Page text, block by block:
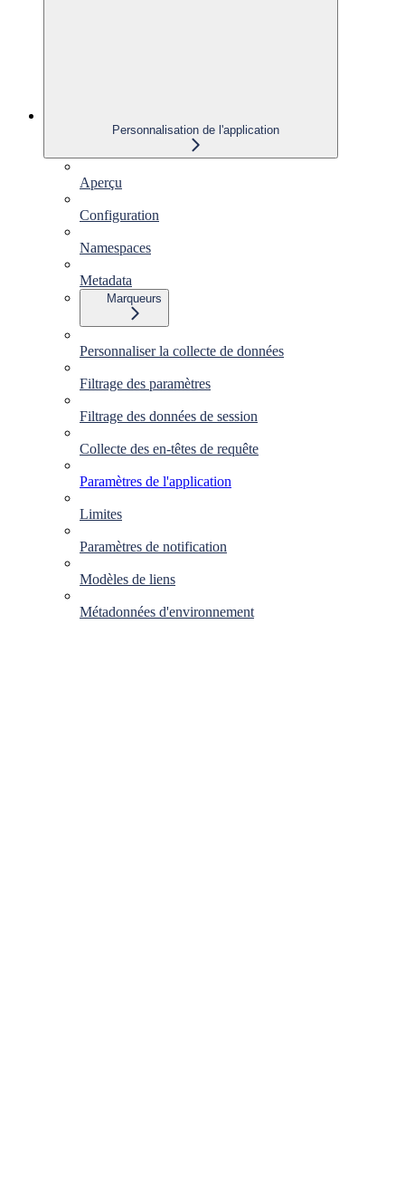
Personnalisation de l'application
Aperçu
Configuration
Namespaces
Metadata
Marqueurs
Personnaliser la collecte de données
Filtrage des paramètres
Filtrage des données de session
Collecte des en-têtes de requête
Paramètres de l'application
Limites
Paramètres de notification
Modèles de liens
Métadonnées d'environnement